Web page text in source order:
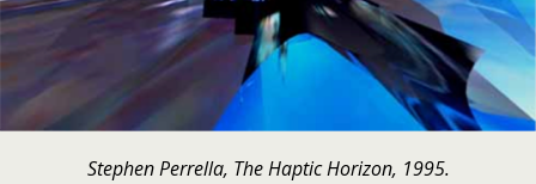
Stephen Perrella, The Haptic Horizon, 1995.